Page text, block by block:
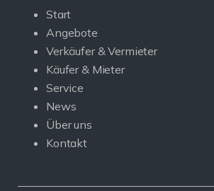
Start
Angebote
Verkäufer & Vermieter
Käufer & Mieter
Service
News
Über uns
Kontakt